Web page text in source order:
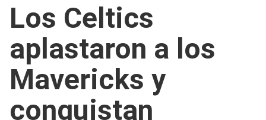
Los Celtics
aplastaron a los
Mavericks y
conquistan